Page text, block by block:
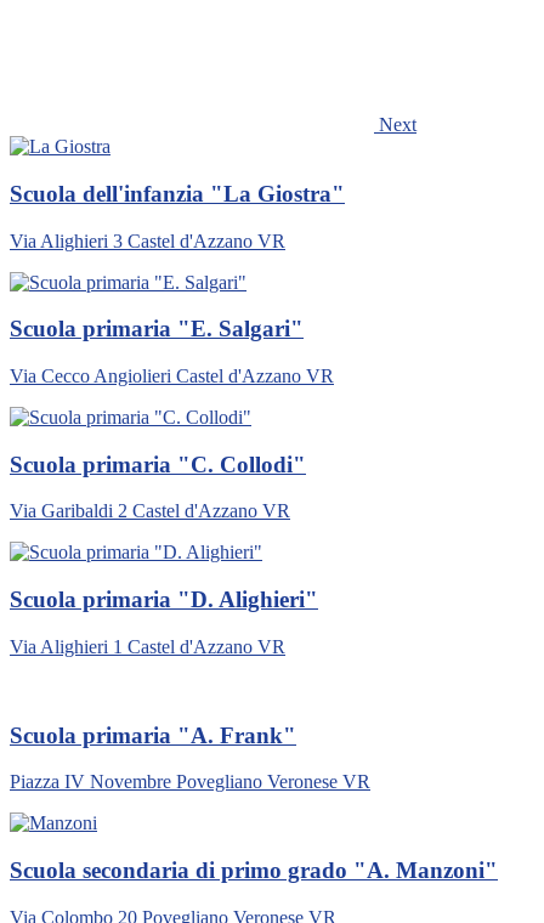
Next
Scuola dell'infanzia "La Giostra"
Via Alighieri 3 Castel d'Azzano VR
Scuola primaria "E. Salgari"
Via Cecco Angiolieri Castel d'Azzano VR
Scuola primaria "C. Collodi"
Via Garibaldi 2 Castel d'Azzano VR
Scuola primaria "D. Alighieri"
Via Alighieri 1 Castel d'Azzano VR
Scuola primaria "A. Frank"
Piazza IV Novembre Povegliano Veronese VR
Scuola secondaria di primo grado "A. Manzoni"
Via Colombo 20 Povegliano Veronese VR